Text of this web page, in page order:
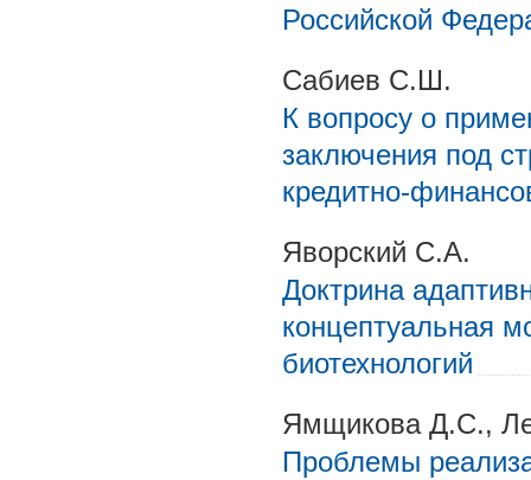
Российской
Сабиев С.Ш.
К вопросу о
заключения под
кредитно-
Яворский С.А.
Доктрина
концептуальная
биотехнологий
Ямщикова Д.С.,
Проблемы